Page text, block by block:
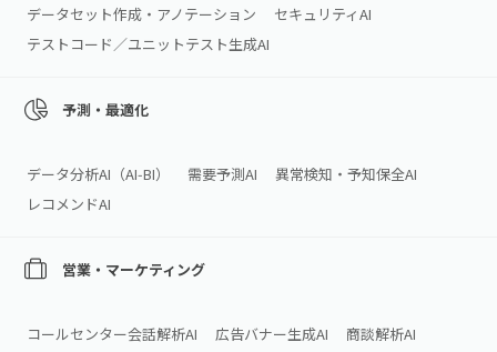
データセット作成・アノテーション
セキュリティAI
テストコード／ユニットテスト生成AI
予測・最適化
データ分析AI（AI‑BI） 需要予測AI
異常検知・予知保全AI
レコメンドAI
営業・マーケティング
コールセンター会話解析AI 広告バナー生成AI
商談解析AI